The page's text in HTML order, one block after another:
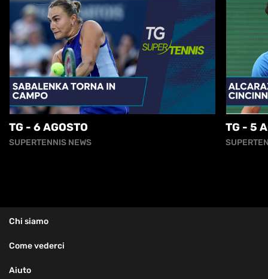
TG - 6 AGOSTO
SUPERTENNIS NEWS
TG - 5
Chi siamo
Come vederci
Aiuto